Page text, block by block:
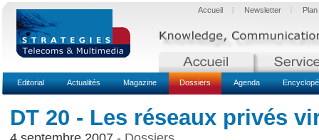
Accueil Newsletter
Editorial Actualités Magazine Dossiers Agenda
DT 20 - Les réseaux privés